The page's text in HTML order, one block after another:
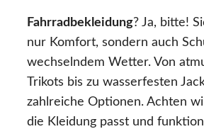
Fahrradbekleidung? Ja, bitte!
nur Komfort, sondern auch
wechselndem Wetter. Von
Trikots bis zu wasserfesten
zahlreiche Optionen. Achten
die Kleidung passt und